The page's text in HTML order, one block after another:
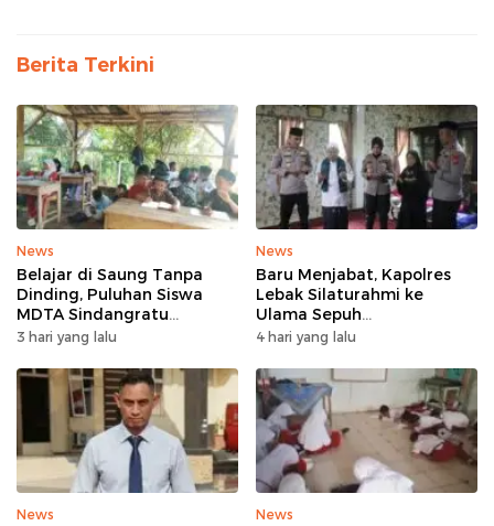
Berita Terkini
News
Belajar di Saung Tanpa
Dinding, Puluhan Siswa
MDTA Sindangratu
Panggarangan Bertahan
3 hari yang lalu
News
Baru Menjabat, Kapolres
Lebak Silaturahmi ke
Ulama Sepuh
Rangkasbitung
4 hari yang lalu
News News